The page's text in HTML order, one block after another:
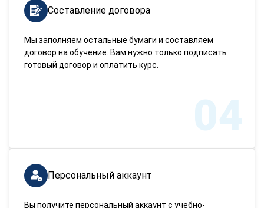
Составление договора
Мы заполняем остальные бумаги и составляем
договор на обучение. Вам нужно только подписать
готовый договор и оплатить курс.
04
Персональный аккаунт
Вы получите персональный аккаунт с учебно-